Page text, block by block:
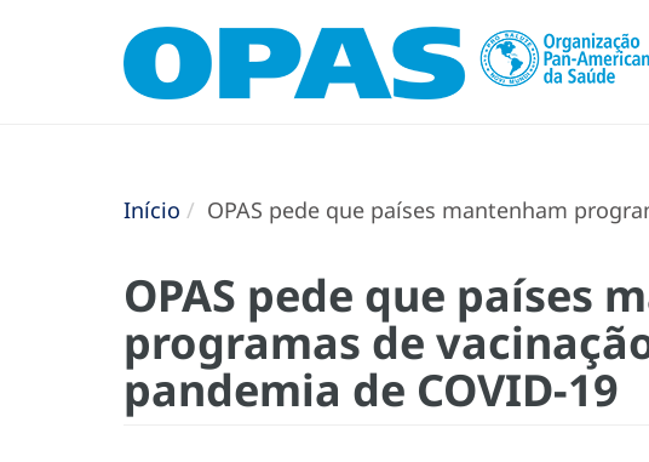
Início OPAS pede que países mantenham
OPAS pede que países
programas de
pandemia de COVID-19